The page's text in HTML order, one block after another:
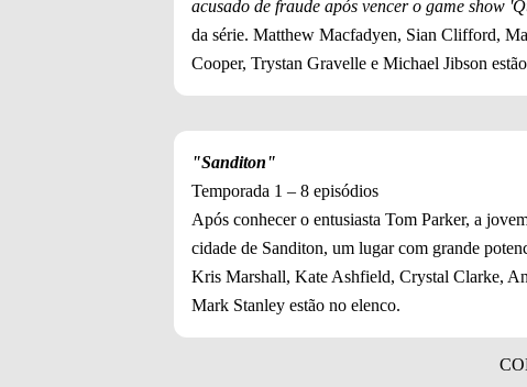
acusado de fraude após vencer o game show
da série. Matthew Macfadyen, Sian Clifford,
Cooper, Trystan Gravelle e Michael Jibson
"Sanditon"
Temporada 1 – 8 episódios
Após conhecer o entusiasta Tom Parker, a
cidade de Sanditon, um lugar com grande
Kris Marshall, Kate Ashfield, Crystal Clarke,
Mark Stanley estão no elenco.